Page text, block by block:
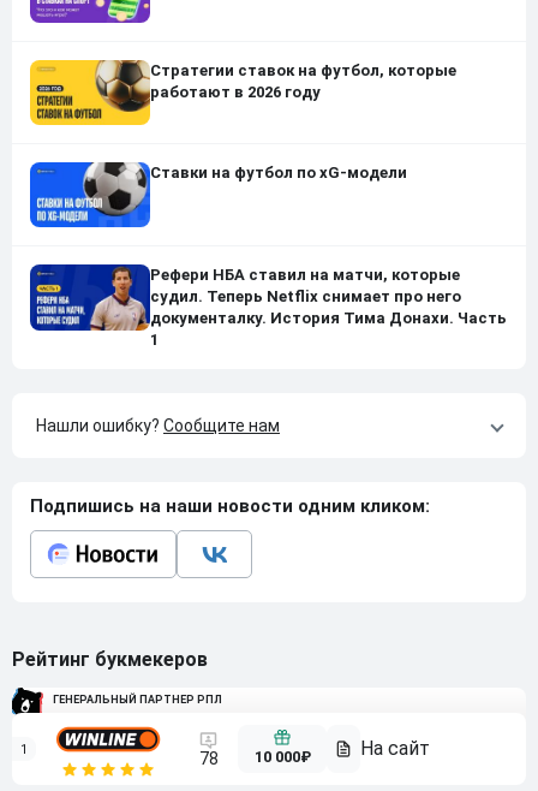
Стратегии ставок на футбол, которые
работают в 2026 году
Ставки на футбол по xG-модели
Рефери НБА ставил на матчи, которые
судил. Теперь Netflix снимает про него
документалку. История Тима Донахи. Часть
1
Нашли ошибку? Сообщите нам
Подпишись на наши новости одним кликом:
Рейтинг букмекеров
ГЕНЕРАЛЬНЫЙ ПАРТНЕР РПЛ
1 78 10 000₽